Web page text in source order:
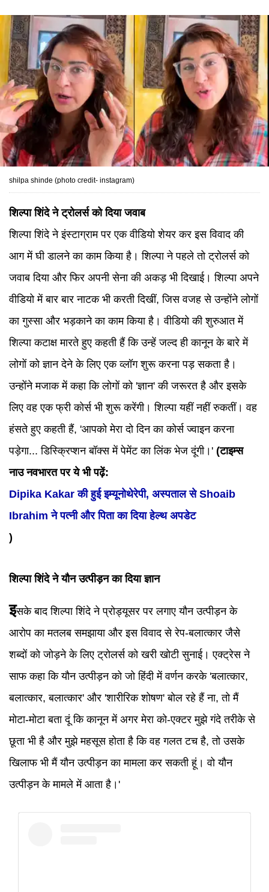
shilpa shinde (photo credit- instagram)
शिल्पा शिंदे ने ट्रोलर्स को दिया जवाब
शिल्पा शिंदे ने इंस्टाग्राम पर एक वीडियो शेयर कर इस विवाद की
आग में घी डालने का काम किया है। शिल्पा ने पहले तो ट्रोलर्स को
जवाब दिया और फिर अपनी सेना की अकड़ भी दिखाई। शिल्पा अपने
वीडियो में बार बार नाटक भी करती दिखीं, जिस वजह से उन्होंने लोगों
का गुस्सा और भड़काने का काम किया है। वीडियो की शुरुआत में
शिल्पा कटाक्ष मारते हुए कहती हैं कि उन्हें जल्द ही कानून के बारे में
लोगों को ज्ञान देने के लिए एक व्लॉग शुरू करना पड़ सकता है।
उन्होंने मजाक में कहा कि लोगों को 'ज्ञान' की जरूरत है और इसके
लिए वह एक फ्री कोर्स भी शुरू करेंगी। शिल्पा यहीं नहीं रुकतीं। वह
हंसते हुए कहती हैं, 'आपको मेरा दो दिन का कोर्स ज्वाइन करना
पड़ेगा... डिस्क्रिप्शन बॉक्स में पेमेंट का लिंक भेज दूंगी।' (टाइम्स
नाउ नवभारत पर ये भी पढ़ें:
Dipika Kakar की हुई इम्यूनोथेरेपी, अस्पताल से Shoaib
Ibrahim ने पत्नी और पिता का दिया हेल्थ अपडेट
)
शिल्पा शिंदे ने यौन उत्पीड़न का दिया ज्ञान
इसके बाद शिल्पा शिंदे ने प्रोड्यूसर पर लगाए यौन उत्पीड़न के
आरोप का मतलब समझाया और इस विवाद से रेप-बलात्कार जैसे
शब्दों को जोड़ने के लिए ट्रोलर्स को खरी खोटी सुनाई। एक्ट्रेस ने
साफ कहा कि यौन उत्पीड़न को जो हिंदी में वर्णन करके 'बलात्कार,
बलात्कार, बलात्कार' और 'शारीरिक शोषण' बोल रहे हैं ना, तो मैं
मोटा-मोटा बता दूं कि कानून में अगर मेरा को-एक्टर मुझे गंदे तरीके से
छूता भी है और मुझे महसूस होता है कि वह गलत टच है, तो उसके
खिलाफ भी मैं यौन उत्पीड़न का मामला कर सकती हूं। वो यौन
उत्पीड़न के मामले में आता है।'